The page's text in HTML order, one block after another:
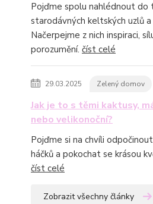
Pojďme spolu nahlédnout do
starodávných keltských uzlů
Načerpejme z nich inspiraci,
porozumění. číst celé
29.03.2025 Zelený domov
Jak je to s těmi kaktusy,
nebo velikonoční?
Pojďme si na chvíli
háčků a pokochat se krásou
číst celé
Zobrazit všechny články